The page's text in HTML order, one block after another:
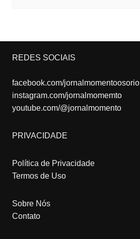
REDES SOCIAIS
facebook.com/jornalmomentoosorio
instagram.com/jornalmomemto
youtube.com/@jornalmomento
PRIVACIDADE
Política de Privacidade
Termos de Uso
Sobre Nós
Contato